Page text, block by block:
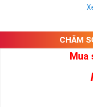
như sự sắp xếp của các
Ý nghĩa sim tứ quý 2
CHĂM
Mua